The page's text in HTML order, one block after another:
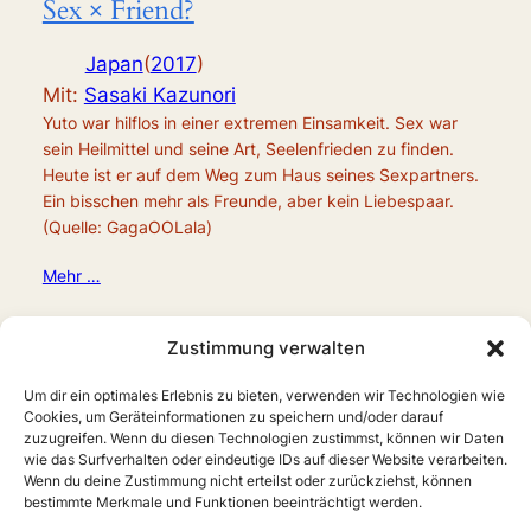
Zustimmung verwalten
Um dir ein optimales Erlebnis zu bieten, verwenden wir Technologien wie
Cookies, um Geräteinformationen zu speichern und/oder darauf
zuzugreifen. Wenn du diesen Technologien zustimmst, können wir Daten
wie das Surfverhalten oder eindeutige IDs auf dieser Website verarbeiten.
Wenn du deine Zustimmung nicht erteilst oder zurückziehst, können
bestimmte Merkmale und Funktionen beeinträchtigt werden.
Sex × Friend?
Japan(2017)
Mit: Sasaki Kazunori
Yuto war hilflos in einer extremen Einsamkeit. Sex war
sein Heilmittel und seine Art, Seelenfrieden zu finden.
Heute ist er auf dem Weg zum Haus seines Sexpartners.
Ein bisschen mehr als Freunde, aber kein Liebespaar.
(Quelle: GagaOOLala)
Mehr …